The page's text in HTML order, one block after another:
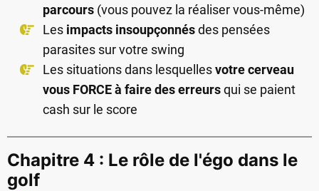
parcours (vous pouvez la réaliser vous-même)
Les impacts insoupçonnésdes pensées
parasites sur votre swing
Les situations dans lesquellesvotre cerveau
vous FORCE à faire des erreursqui se paient
cash sur le score
Chapitre 4 : Le rôle de l'égo dans le
golf